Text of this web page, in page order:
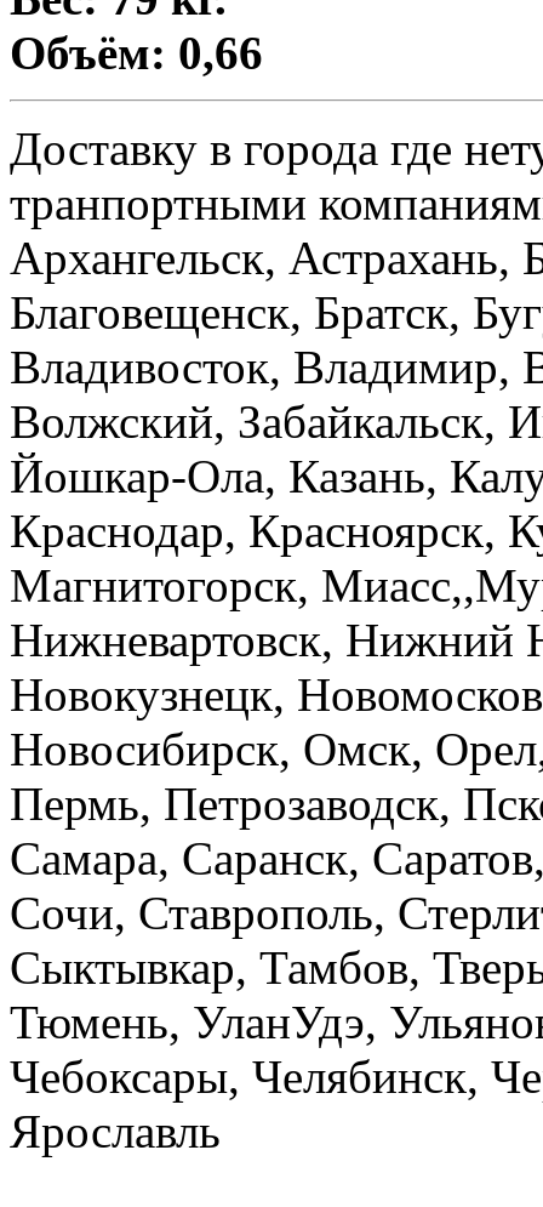
Объём: 0,66
Доставку в города где
транпортными
Архангельск, Астрахань,
Благовещенск, Братск,
Владивосток, Владимир,
Волжский, Забайкальск,
Йошкар-Ола, Казань,
Краснодар, Красноярск,
Магнитогорск,
Нижневартовск, Нижний
Новокузнецк,
Новосибирск, Омск,
Пермь, Петрозаводск,
Самара, Саранск,
Сочи, Ставрополь,
Сыктывкар, Тамбов,
Тюмень, УланУдэ,
Чебоксары, Челябинск,
Ярославль